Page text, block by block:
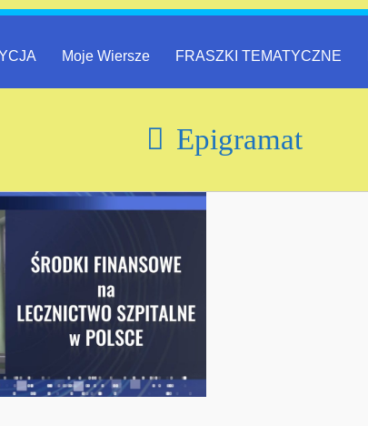
Moje Wiersze FRASZKI TEMATYCZNE
Epigramat